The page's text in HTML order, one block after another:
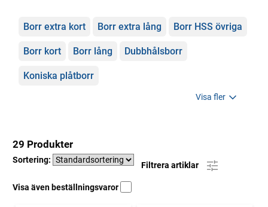
Kategorier
Borr extra kort Borr extra lång Borr HSS övriga
Borr kort Borr lång Dubbhålsborr
Koniska plåtborr
Visa fler
29 Produkter
Sortering:
Filtrera artiklar
Visa även beställningsvaror